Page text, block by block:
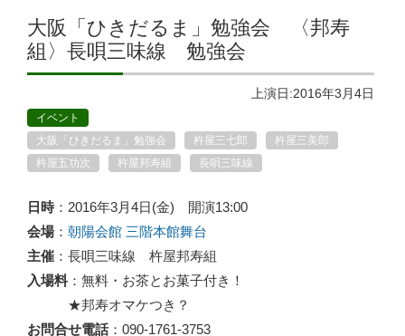
大阪「ひきだるま」勉強会 〈邦寿
組〉長唄三味線 勉強会
上演日:2016年3月4日
イベント
大阪「ひきだるま」勉強会
杵屋三七郎
杵屋三美郎
杵屋五功次
杵屋邦寿組 長唄三味線
日時：2016年3月4日(金) 開演13:00
会場： 朝陽会館 三階本館舞台
主催 ：長唄三味線 杵屋邦寿組
入場料 ：無料・お茶とお菓子付き！
★邦寿オマケつき？
お問合せ電話：090-1761-3753